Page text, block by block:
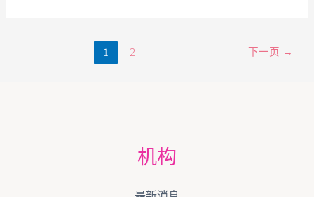
1 2 下一页 →
机构